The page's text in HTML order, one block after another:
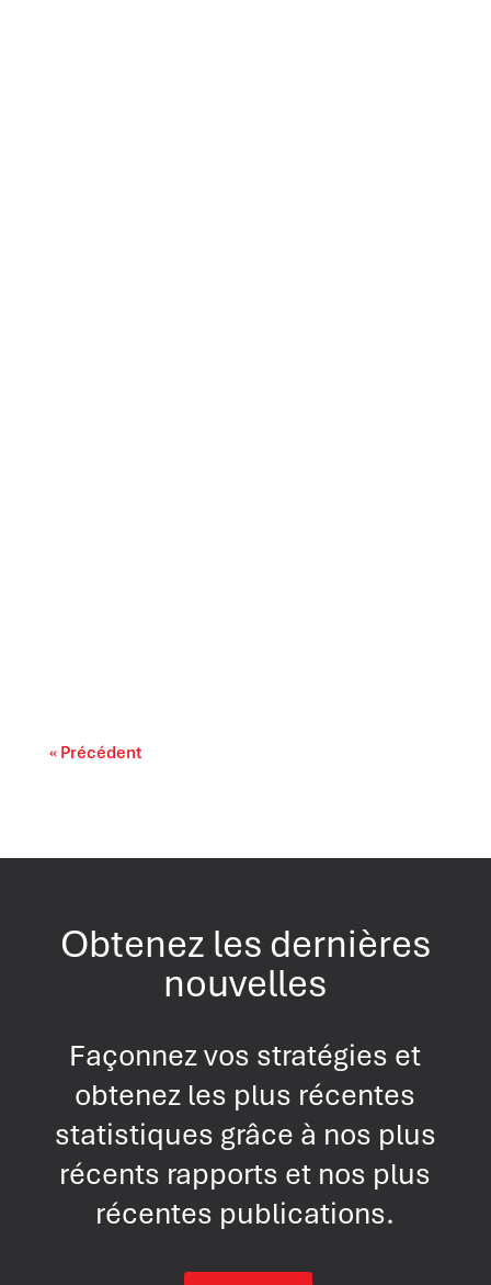
« Précédent
Obtenez les dernières
nouvelles
Façonnez vos stratégies et
obtenez les plus récentes
statistiques grâce à nos plus
récents rapports et nos plus
récentes publications.